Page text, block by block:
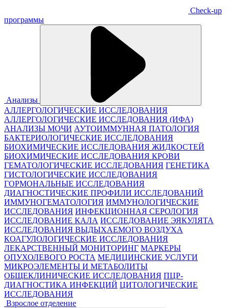
Check-up
программы
Анализы
АЛЛЕРГОЛОГИЧЕСКИЕ ИССЛЕДОВАНИЯ
АЛЛЕРГОЛОГИЧЕСКИЕ ИССЛЕДОВАНИЯ (ИФА)
АНАЛИЗЫ МОЧИ АУТОИММУННАЯ ПАТОЛОГИЯ
БАКТЕРИОЛОГИЧЕСКИЕ ИССЛЕДОВАНИЯ
БИОХИМИЧЕСКИЕ ИССЛЕДОВАНИЯ ЖИДКОСТЕЙ
БИОХИМИЧЕСКИЕ ИССЛЕДОВАНИЯ КРОВИ
ГЕМАТОЛОГИЧЕСКИЕ ИССЛЕДОВАНИЯ ГЕНЕТИКА
ГИСТОЛОГИЧЕСКИЕ ИССЛЕДОВАНИЯ
ГОРМОНАЛЬНЫЕ ИССЛЕДОВАНИЯ
ДИАГНОСТИЧЕСКИЕ ПРОФИЛИ ИССЛЕДОВАНИЙ
ИММУНОГЕМАТОЛОГИЯ ИММУНОЛОГИЧЕСКИЕ
ИССЛЕДОВАНИЯ ИНФЕКЦИОННАЯ СЕРОЛОГИЯ
ИССЛЕДОВАНИЕ КАЛА ИССЛЕДОВАНИЕ ЭЯКУЛЯТА
ИССЛЕДОВАНИЯ ВЫДЫХАЕМОГО ВОЗДУХА
КОАГУЛОЛОГИЧЕСКИЕ ИССЛЕДОВАНИЯ
ЛЕКАРСТВЕННЫЙ МОНИТОРИНГ МАРКЕРЫ
ОПУХОЛЕВОГО РОСТА МЕДИЦИНСКИЕ УСЛУГИ
МИКРОЭЛЕМЕНТЫ И МЕТАБОЛИТЫ
ОБЩЕКЛИНИЧЕСКИЕ ИССЛЕДОВАНИЯ ПЦР-
ДИАГНОСТИКА ИНФЕКЦИЙ ЦИТОЛОГИЧЕСКИЕ
ИССЛЕДОВАНИЯ
Взрослое отделение